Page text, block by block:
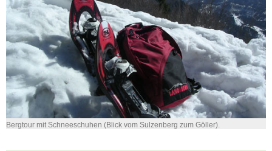
Bergtour mit Schneeschuhen (Blick vom Sulzenberg zum Göller).